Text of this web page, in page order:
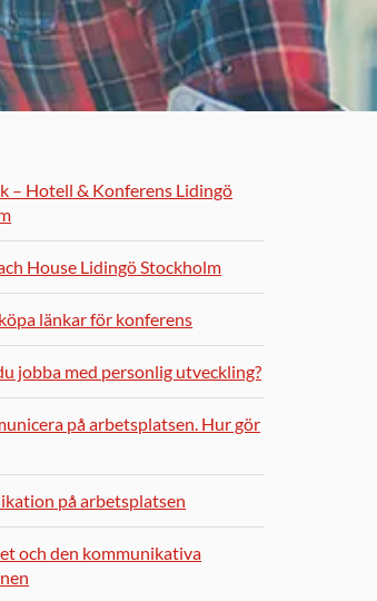
– Hotell & Konferens Lidingö
House Lidingö Stockholm
länkar för konferens
jobba med personlig utveckling?
på arbetsplatsen. Hur gör
på arbetsplatsen
och den kommunikativa